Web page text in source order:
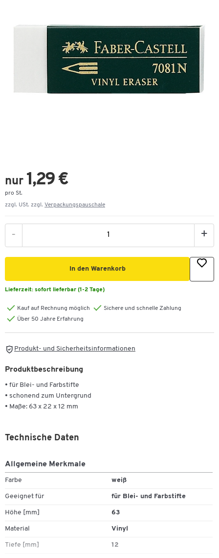
nur 1,29 €
pro St.
zzgl. USt. zzgl. Verpackungspauschale
- +
In den Warenkorb
Lieferzeit: sofort lieferbar (1-2 Tage)
Kauf auf Rechnung möglich
Sichere und schnelle Zahlung
Über 50 Jahre Erfahrung
Produkt- und Sicherheitsinformationen
Produktbeschreibung
• für Blei- und Farbstifte
• schonend zum Untergrund
• Maße: 63 x 22 x 12 mm
Technische Daten
Allgemeine Merkmale
Farbe weiß
Geeignet für für Blei- und Farbstifte
Höhe [mm] 63
Material Vinyl
Tiefe [mm] 12